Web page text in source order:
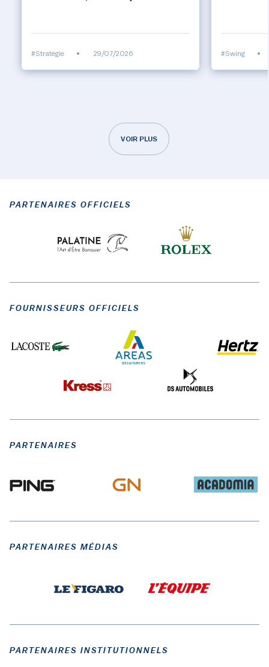
#Stratégie • 29/07/2026 #Swing •
VOIR PLUS
PARTENAIRES OFFICIELS
FOURNISSEURS OFFICIELS
PARTENAIRES
PARTENAIRES MÉDIAS
PARTENAIRES INSTITUTIONNELS